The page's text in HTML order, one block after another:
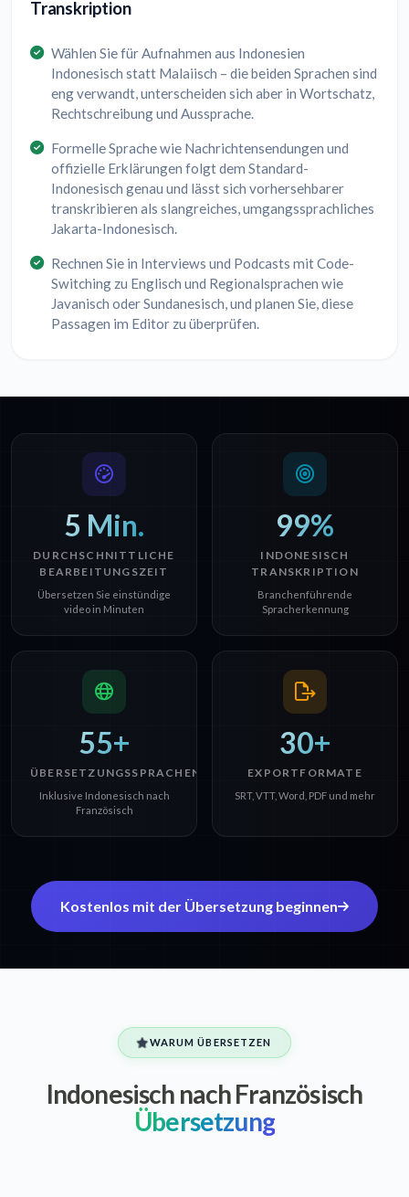
Transkription
Wählen Sie für Aufnahmen aus Indonesien
Indonesisch statt Malaiisch – die beiden Sprachen sind
eng verwandt, unterscheiden sich aber in Wortschatz,
Rechtschreibung und Aussprache.
Formelle Sprache wie Nachrichtensendungen und
offizielle Erklärungen folgt dem Standard-
Indonesisch genau und lässt sich vorhersehbarer
transkribieren als slangreiches, umgangssprachliches
Jakarta-Indonesisch.
Rechnen Sie in Interviews und Podcasts mit Code-
Switching zu Englisch und Regionalsprachen wie
Javanisch oder Sundanesisch, und planen Sie, diese
Passagen im Editor zu überprüfen.
5 Min.
DURCHSCHNITTLICHE
BEARBEITUNGSZEIT
Übersetzen Sie einstündige
video in Minuten
99%
INDONESISCH
TRANSKRIPTION
Branchenführende
Spracherkennung
55+
ÜBERSETZUNGSSPRACHEN
Inklusive Indonesisch nach
Französisch
30+
EXPORTFORMATE
SRT, VTT, Word, PDF und mehr
Kostenlos mit der Übersetzung beginnen
WARUM ÜBERSETZEN
Indonesisch nach Französisch
Übersetzung